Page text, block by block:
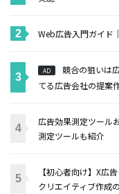
Web広告入門ガイド
AD
競合の狙いは
てる広告会社の提案
広告効果測定ツール
測定ツールも紹介
【初心者向け】X広
クリエイティブ作成